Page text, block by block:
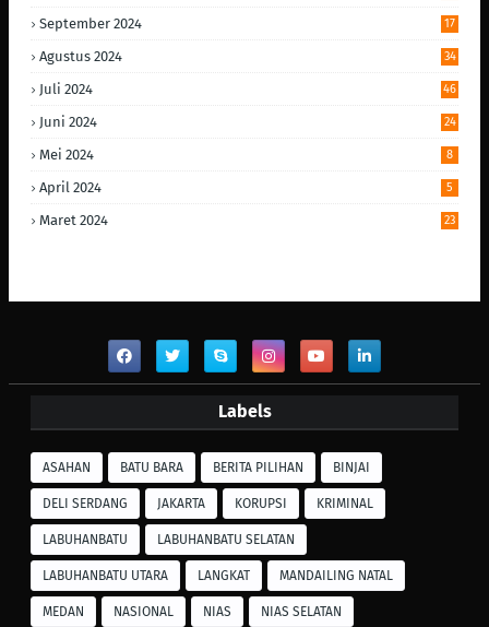
September 2024 17
Agustus 2024 34
Juli 2024 46
Juni 2024 24
Mei 2024 8
April 2024 5
Maret 2024 23
Labels
ASAHAN BATU BARA BERITA PILIHAN BINJAI
DELI SERDANG JAKARTA KORUPSI KRIMINAL
LABUHANBATU LABUHANBATU SELATAN
LABUHANBATU UTARA LANGKAT MANDAILING NATAL
MEDAN NASIONAL NIAS NIAS SELATAN